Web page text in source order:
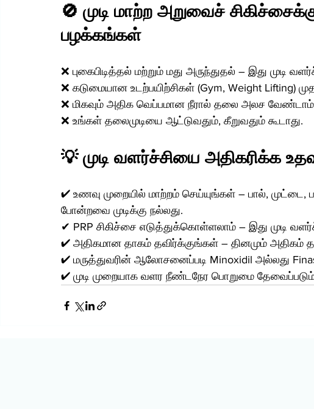
🚫 முடி மாற்ற அறுவைச்
பழக்கங்கள்
❌ புகைபிடித்தல் மற்றும் மது அருந்துதல் – இது முடி
❌ கடுமையான உடற்பயிற்சிகள் (Gym, Weight Lifting)
❌ மிகவும் அதிக வெப்பமான நீரால் தலை அலச
❌ உங்கள் தலைமுடியை ஆட்டுவதும், கீறுவதும் கூடாது.
💡 முடி வளர்ச்சியை அதிகரிக்க
✔ உணவு முறையில் மாற்றம் செய்யுங்கள் – பால், முட்டை,
போன்றவை முடிக்கு நல்லது.
✔ PRP சிகிச்சை எடுத்துக்கொள்ளலாம் – இது முடி
✔ அதிகமான தாகம் தவிர்க்குங்கள் – தினமும்
✔ மருத்துவரின் ஆலோசனைப்படி Minoxidil அல்லது
✔ முடி முறையாக வளர நீண்டநேர பொறுமை